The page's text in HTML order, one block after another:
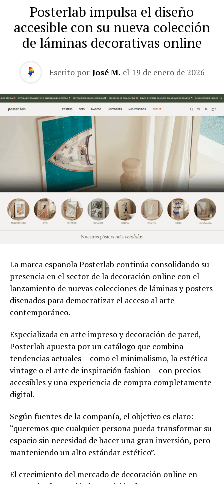
Posterlab impulsa el diseño
accesible con su nueva colección
de láminas decorativas online
Escrito por José M. el 19 de enero de 2026
La marca española Posterlab continúa consolidando su
presencia en el sector de la decoración online con el
lanzamiento de nuevas colecciones de láminas y posters
diseñados para democratizar el acceso al arte
contemporáneo.
Especializada en arte impreso y decoración de pared,
Posterlab apuesta por un catálogo que combina
tendencias actuales —como el minimalismo, la estética
vintage o el arte de inspiración fashion— con precios
accesibles y una experiencia de compra completamente
digital.
Según fuentes de la compañía, el objetivo es claro:
“queremos que cualquier persona pueda transformar su
espacio sin necesidad de hacer una gran inversión, pero
manteniendo un alto estándar estético”.
El crecimiento del mercado de decoración online en